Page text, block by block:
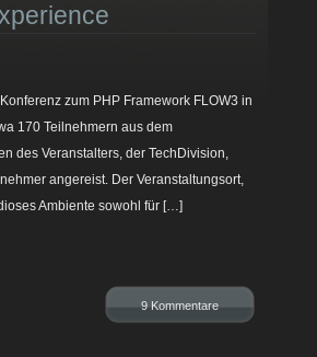
zum PHP Framework FLOW3 in
170 Teilnehmern aus dem
des Veranstalters, der TechDivision,
angereist. Der Veranstaltungsort,
Ambiente sowohl für […]
9 Kommentare